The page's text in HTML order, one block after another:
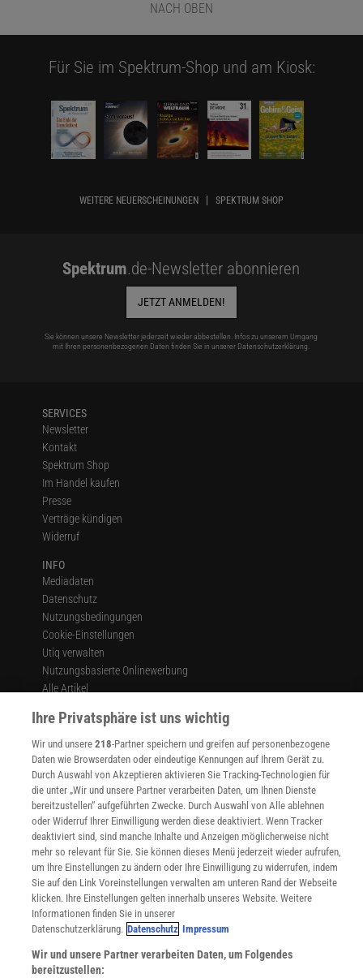
NACH OBEN
Für Sie im Spektrum-Shop und am Kiosk:
WEITERE NEUERSCHEINUNGEN SPEKTRUM SHOP
Spektrum.de-Newsletter abonnieren
JETZT ANMELDEN!
Sie können unsere Newsletter jederzeit wieder abbestellen. Infos zu unserem Umgang
mit Ihren personenbezogenen Daten finden Sie in unserer Datenschutzerklärung
SERVICES
Newsletter
Kontakt
Spektrum Shop
Im Handel kaufen
Presse
Verträge kündigen
Widerruf
INFO
Mediadaten
Datenschutz
Nutzungsbedingungen
Cookie-Einstellungen
Utiq verwalten
Nutzungsbasierte Onlinewerbung
Alle Artikel
Angebote für Schulen
Angebote für Institutionen
Sprachen lernen mit Gymglish
Lexika
Für Spektrum schreiben
Zugänglichkeitserklärung
WEBSEITEN
KielSCN
Wissenschaft in die Schulen
SciLogs
Ihre Privatsphäre ist uns wichtig
Wir und unsere218-Partner speichern und greifen auf personenbezogene
Daten wie Browserdaten oder eindeutige Kennungen auf Ihrem Gerät zu.
Durch Auswahl von Akzeptieren aktivieren Sie Tracking-Technologien für
die unter „Wir und unsere Partner verarbeiten Daten, um Ihnen Dienste
bereitzustellen“ aufgeführten Zwecke. Durch Auswahl von Alle ablehnen
oder Widerruf Ihrer Einwilligung werden diese deaktiviert. Wenn Tracker
deaktiviert sind, sind manche Inhalte und Anzeigen möglicherweise nicht
mehr so relevant für Sie. Sie können dieses Menü jederzeit wieder aufrufen,
um Ihre Einstellungen zu ändern oder Ihre Einwilligung zu widerrufen, indem
Sie auf den Link Voreinstellungen verwalten am unteren Rand der Webseite
klicken. Ihre Einstellungen gelten innerhalb unseres Website. Weitere
Informationen finden Sie in unserer
Datenschutzerklärung. Datenschutz Impressum
Wir und unsere Partner verarbeiten Daten, um Folgendes
bereitzustellen: